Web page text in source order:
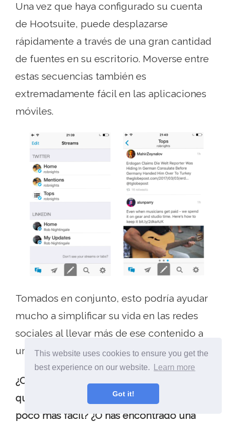
This website uses cookies to ensure you get the
best experience on our website.
Learn more
Got it!
Una vez que haya configurado su cuenta
de Hootsuite, puede desplazarse
rápidamente a través de una gran cantidad
de fuentes en su escritorio. Moverse entre
estas secuencias también es
extremadamente fácil en las aplicaciones
móviles.
Tomados en conjunto, esto podría ayudar
mucho a simplificar su vida en las redes
sociales al llevar más de ese contenido a
un solo lugar..
¿Crees que usar Hootsuite podría ayudar a
que tu vida en las redes sociales sea un
poco más fácil? ¿O has encontrado una